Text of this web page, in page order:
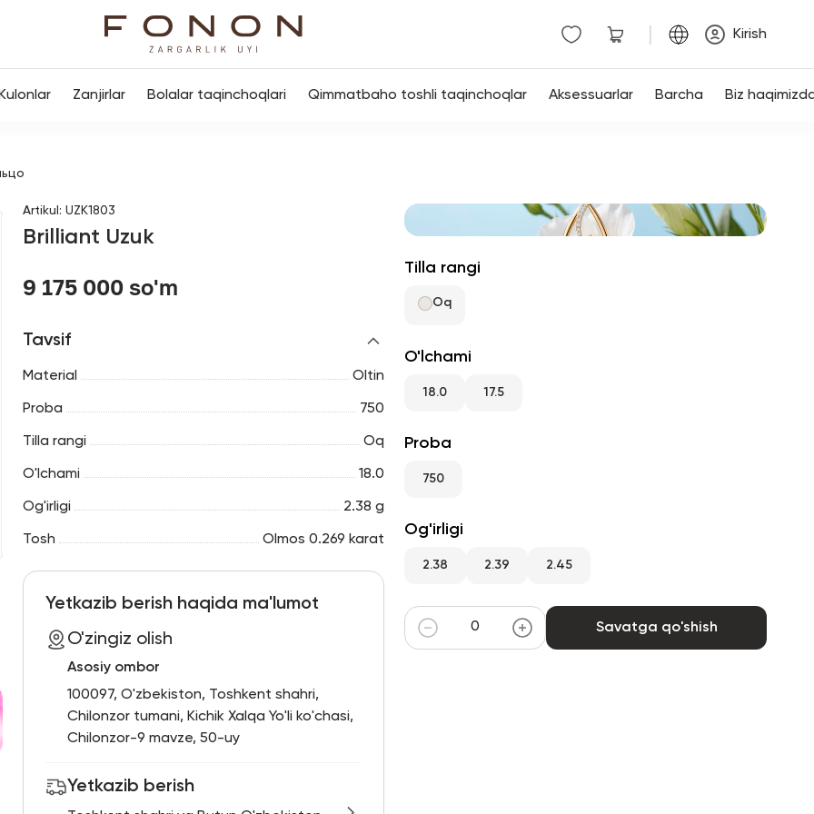
Kirish
Kulonlar Zanjirlar Bolalar taqinchoqlari Qimmatbaho toshli taqinchoqlar Aksessuarlar Barcha Biz
Artikul : UZK1803
Brilliant Uzuk
9 175 000 so'm
Tavsif
Material Oltin
Proba 750
Tilla rangi Oq
O'lchami 18.0
Og'irligi 2.38 g
Tosh Olmos 0.269 karat
Yetkazib berish haqida ma'lumot
O'zingiz olish
Asosiy ombor
100097, O'zbekiston, Toshkent shahri,
Chilonzor tumani, Kichik Xalqa Yo'li ko'chasi,
Chilonzor-9 mavze, 50-uy
Yetkazib berish
Tilla rangi
Oq
O'lchami
18.0 17.5
Proba
750
Og'irligi
2.38 2.39 2.45
Savatga qo'shish